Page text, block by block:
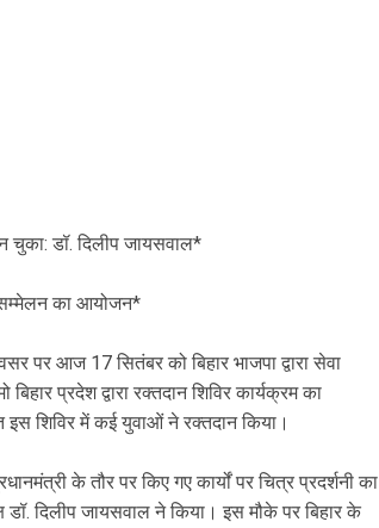
चुका: डॉ. दिलीप जायसवाल*
सम्मेलन का आयोजन*
पर आज 17 सितंबर को बिहार भाजपा द्वारा सेवा
प्रदेश द्वारा रक्तदान शिविर कार्यक्रम का
शिविर में कई युवाओं ने रक्तदान किया।
के तौर पर किए गए कार्यों पर चित्र प्रदर्शनी का
दिलीप जायसवाल ने किया। इस मौके पर बिहार के